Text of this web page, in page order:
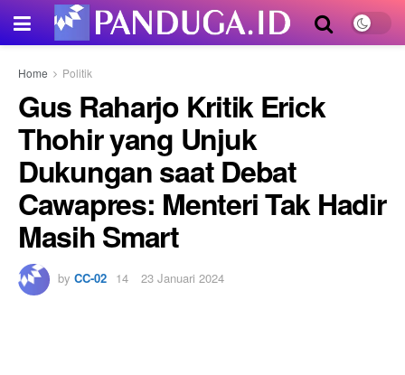
Home Politik
Gus Raharjo Kritik Erick
Thohir yang Unjuk
Dukungan saat Debat
Cawapres: Menteri Tak Hadir
Masih Smart
by CC-02 23 Januari 2024